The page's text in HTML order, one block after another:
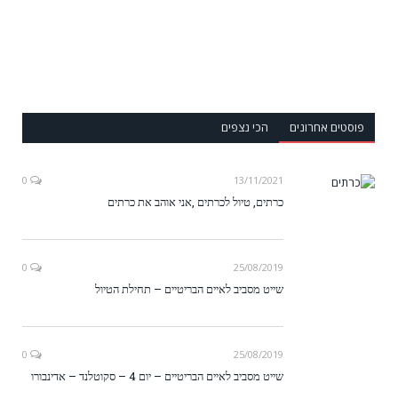
פוסטים אחרונים הכי נצפים
13/11/2021
כרתים, טיול לכרתים ,אני אוהב את כרתים
25/08/2019
שייט מסביב לאיים הבריטיים – תחילת הטיול
25/08/2019
שייט מסביב לאיים הבריטיים – יום 4 – סקוטלנד – אדינבורו